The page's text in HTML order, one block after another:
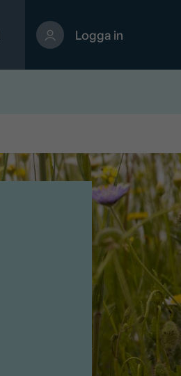
Logga in